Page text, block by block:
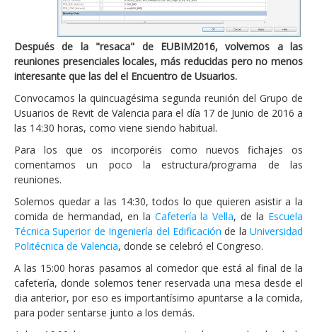
Después de la "resaca" de EUBIM2016, volvemos a las
reuniones presenciales locales, más reducidas pero no menos
interesante que las del el Encuentro de Usuarios.
Convocamos la quincuagésima segunda reunión del Grupo de
Usuarios de Revit de Valencia para el día 17 de Junio de 2016 a
las 14:30 horas, como viene siendo habitual.
Para los que os incorporéis como nuevos fichajes os
comentamos un poco la estructura/programa de las
reuniones.
Solemos quedar a las 14:30, todos lo que quieren asistir a la
comida de hermandad, en la Cafetería la Vella, de la Escuela
Técnica Superior de Ingeniería del Edificación de la Universidad
Politécnica de Valencia, donde se celebró el Congreso.
A las 15:00 horas pasamos al comedor que está al final de la
cafetería, donde solemos tener reservada una mesa desde el
dia anterior, por eso es importantísimo apuntarse a la comida,
para poder sentarse junto a los demás.